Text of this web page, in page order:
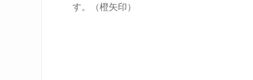
す。（橙矢印）